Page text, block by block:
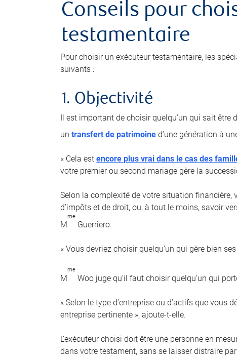
Conseils pour
testamentaire
Pour choisir un exécuteur testamentaire, les
suivants :
1. Objectivité
Il est important de choisir quelqu’un qui sait
untransfert de patrimoine d’une génération à
« Cela estencore plus vrai dans le cas des
votre premier ou second mariage gère la
Selon la complexité de votre situation financière,
d’impôts et de droit, ou, à tout le moins, savoir
M
me
Guerriero.
« Vous devriez choisir quelqu’un qui gère bien
M
me
Woo juge qu’il faut choisir quelqu’un qui
« Selon le type d’entreprise ou d’actifs que vous
entreprise pertinente », ajoute-t-elle.
L’exécuteur choisi doit être une personne en
dans votre testament, sans se laisser distraire